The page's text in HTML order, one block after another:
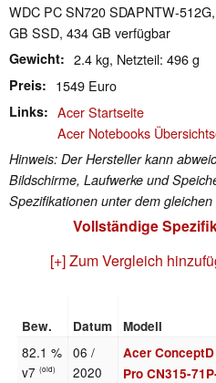
WDC PC SN720 SDAPNTW-
GB SSD, 434 GB verfügbar
Gewicht 2.4 kg, Netzteil: 496 g
Preis 1549 Euro
Links
Acer Startseite
Acer Notebooks
Hinweis: Der Hersteller kann
Bildschirme, Laufwerke und
Spezifikationen unter dem
Vollständige
[+] Zum Vergleich
Bew. Datum Modell
82.1 %
v7(old)
06 /
2020
Acer ConceptD
Pro CN315-